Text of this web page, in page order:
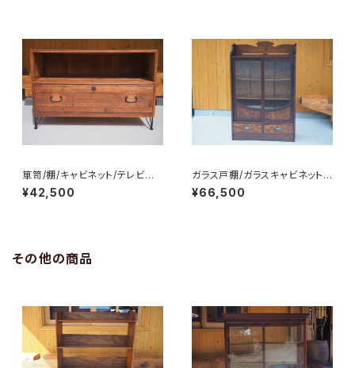
箪笥/棚/キャビネット/テレビ台/
チェスト/サイドボード/No.023
2-3
¥42,500
ガラス戸棚/ガラスキャビネット/
食器棚/飾り棚/No.0205
¥66,500
その他の商品